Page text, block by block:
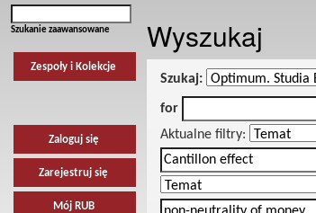
Szukanie zaawansowane
Zespoły i Kolekcje
Zaloguj się
Zarejestruj się
Mój RUB
Wyszukaj
Szukaj:
for
Aktualne filtry: